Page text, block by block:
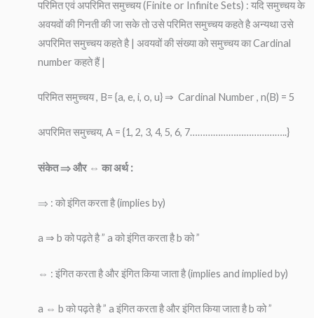
परिमित एवं अपरिमित समुच्चय (Finite or Infinite Sets) : यदि समुच्चय के
अवयवों की गिनती की जा सके तो उसे परिमित समुच्चय कहते है अन्यथा उसे
अपरिमित समुच्चय कहते है | अवयवों की संख्या को समुच्चय का Cardinal
number कहते हैं |
परिमित समुच्चय , B= {a, e, i, o, u} ⇒ Cardinal Number , n(B) = 5
अपरिमित समुच्चय, A = {1, 2, 3, 4, 5, 6, 7………………………………..}
संकेत ⇒ और ⇔ का अर्थ :
⇒ : को इंगित करता है (implies by)
a ⇒ b को पढ़ते है ” a को इंगित करता है b को ”
⇔ : इंगित करता है और इंगित किया जाता है (implies and implied by)
a ⇔ b को पढ़ते है ” a इंगित करता है और इंगित किया जाता है b को ”